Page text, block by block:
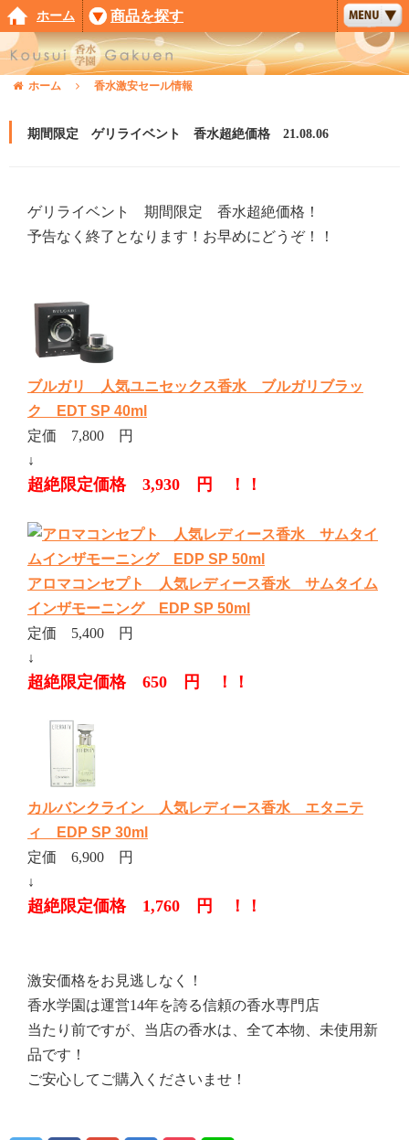
ホーム 商品を探す
ホーム 香水激安セール情報
期間限定 ゲリライベント 香水超絶価格 21.08.06
ゲリライベント 期間限定 香水超絶価格！
予告なく終了となります！お早めにどうぞ！！
ブルガリ 人気ユニセックス香水 ブルガリブラッ
ク EDT SP 40ml
定価 7,800 円
↓
超絶限定価格 3,930 円 ！！
アロマコンセプト 人気レディース香水 サムタイム
インザモーニング EDP SP 50ml
定価 5,400 円
↓
超絶限定価格 650 円 ！！
カルバンクライン 人気レディース香水 エタニテ
ィ EDP SP 30ml
定価 6,900 円
↓
超絶限定価格 1,760 円 ！！
激安価格をお見逃しなく！
香水学園は運営14年を誇る信頼の香水専門店
当たり前ですが、当店の香水は、全て本物、未使用新
品です！
ご安心してご購入くださいませ！